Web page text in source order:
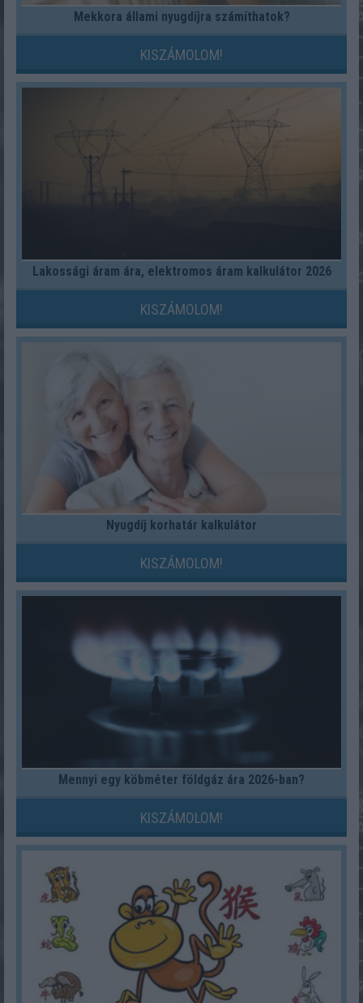
Mekkora állami nyugdíjra számíthatok?
KISZÁMOLOM!
Lakossági áram ára, elektromos áram kalkulátor 2026
KISZÁMOLOM!
Nyugdíj korhatár kalkulátor
KISZÁMOLOM!
Mennyi egy köbméter földgáz ára 2026-ban?
KISZÁMOLOM!